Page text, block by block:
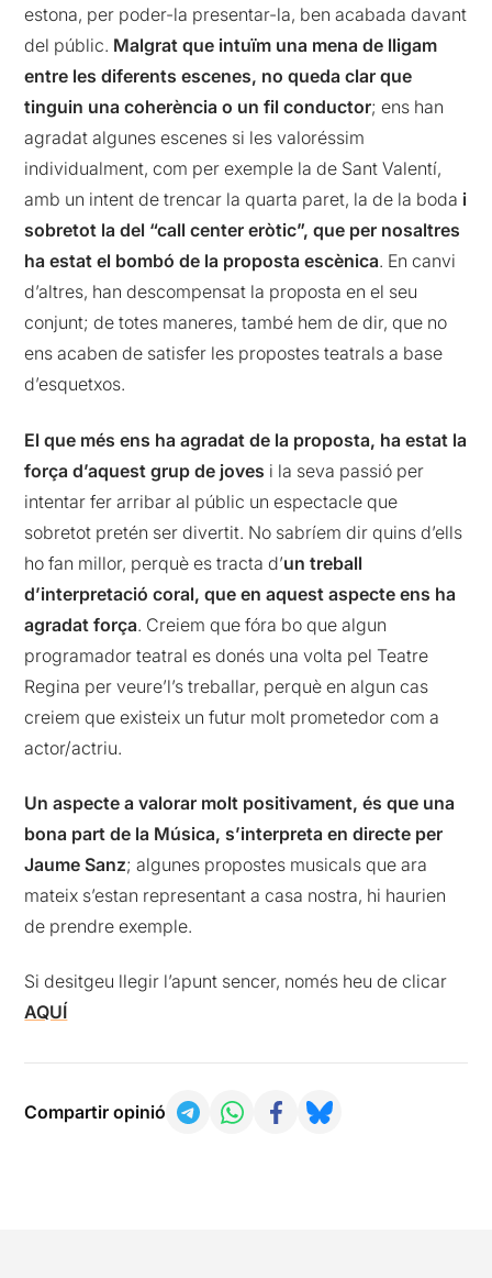
estona, per poder-la presentar-la, ben acabada davant
del públic. Malgrat que intuïm una mena de lligam
entre les diferents escenes, no queda clar que
tinguin una coherència o un fil conductor; ens han
agradat algunes escenes si les valoréssim
individualment, com per exemple la de Sant Valentí,
amb un intent de trencar la quarta paret, la de la boda i
sobretot la del “call center eròtic”, que per nosaltres
ha estat el bombó de la proposta escènica. En canvi
d’altres, han descompensat la proposta en el seu
conjunt; de totes maneres, també hem de dir, que no
ens acaben de satisfer les propostes teatrals a base
d’esquetxos.
El que més ens ha agradat de la proposta, ha estat la
força d’aquest grup de joves i la seva passió per
intentar fer arribar al públic un espectacle que
sobretot pretén ser divertit. No sabríem dir quins d’ells
ho fan millor, perquè es tracta d’un treball
d’interpretació coral, que en aquest aspecte ens ha
agradat força. Creiem que fóra bo que algun
programador teatral es donés una volta pel Teatre
Regina per veure’l’s treballar, perquè en algun cas
creiem que existeix un futur molt prometedor com a
actor/actriu.
Un aspecte a valorar molt positivament, és que una
bona part de la Música, s’interpreta en directe per
Jaume Sanz; algunes propostes musicals que ara
mateix s’estan representant a casa nostra, hi haurien
de prendre exemple.
Si desitgeu llegir l’apunt sencer, només heu de clicar
AQUÍ
Compartir opinió